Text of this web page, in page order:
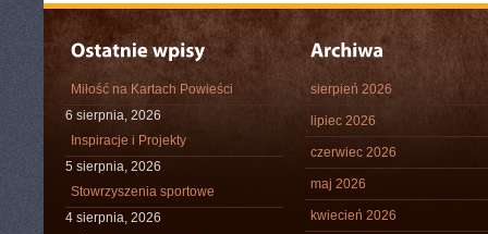
Miłość na Kartach Powieści
6 sierpnia, 2026
Inspiracje i Projekty
5 sierpnia, 2026
Stowrzyszenia sportowe
4 sierpnia, 2026
sierpień 2026
lipiec 2026
czerwiec 2026
maj 2026
kwiecień 2026